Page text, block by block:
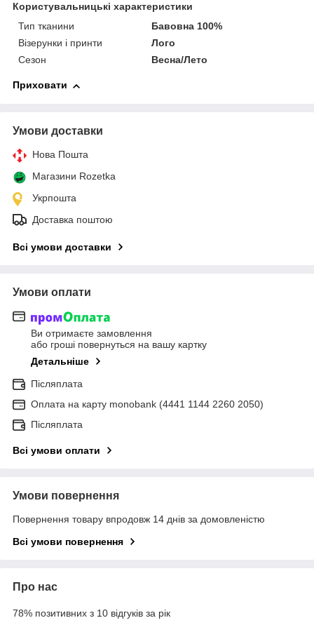
Користувальницькі характеристики
Тип тканини
Бавовна 100%
Візерунки і принти
Лого
Сезон
Весна/Лето
Приховати
Умови доставки
Нова Пошта
Магазини Rozetka
Укрпошта
Доставка поштою
Всі умови доставки
Умови оплати
Ви отримаєте замовлення
або гроші повернуться на вашу картку
Детальніше
Післяплата
Оплата на карту monobank (4441 1144 2260 2050)
Післяплата
Всі умови оплати
Умови повернення
Повернення товару впродовж 14 днів за домовленістю
Всі умови повернення
Про нас
78% позитивних з 10 відгуків за рік